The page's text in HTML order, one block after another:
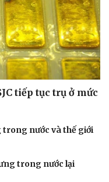
tiếp tục trụ ở mức
trong nước và thế giới
trong nước lại